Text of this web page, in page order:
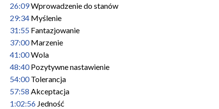
26:09Wprowadzenie do stanów
29:34 Myślenie
31:55 Fantazjowanie
37:00Marzenie
41:00Wola
48:40Pozytywne nastawienie
54:00Tolerancja
57:58 Akceptacja
1:02:56 Jedność